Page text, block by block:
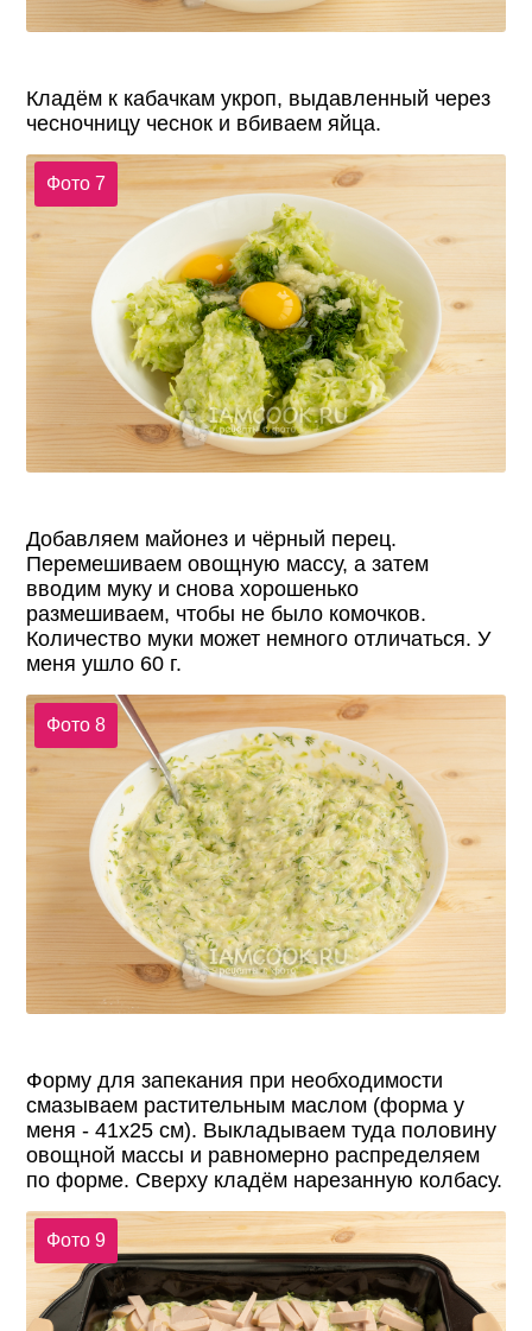
Кладём к кабачкам укроп, выдавленный через
чесночницу чеснок и вбиваем яйца.
Фото 7
Добавляем майонез и чёрный перец.
Перемешиваем овощную массу, а затем
вводим муку и снова хорошенько
размешиваем, чтобы не было комочков.
Количество муки может немного отличаться. У
меня ушло 60 г.
Фото 8
Форму для запекания при необходимости
смазываем растительным маслом (форма у
меня - 41x25 см). Выкладываем туда половину
овощной массы и равномерно распределяем
по форме. Сверху кладём нарезанную колбасу.
Фото 9